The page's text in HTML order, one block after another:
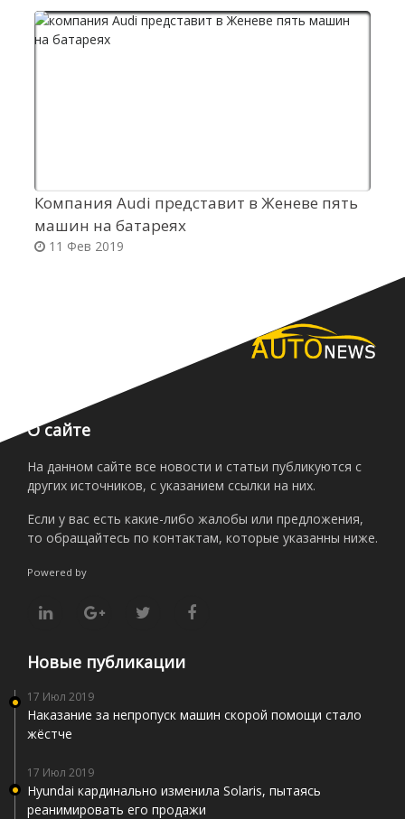
Компания Audi представит в Женеве пять
машин на батареях
11 Фев 2019
О сайте
На данном сайте все новости и статьи публикуются с
других источников, с указанием ссылки на них.
Если у вас есть какие-либо жалобы или предложения,
то обращайтесь по контактам, которые указанны ниже.
Powered by
Новые публикации
17 Июл 2019
Наказание за непропуск машин скорой помощи стало
жёстче
17 Июл 2019
Hyundai кардинально изменила Solaris, пытаясь
реанимировать его продажи